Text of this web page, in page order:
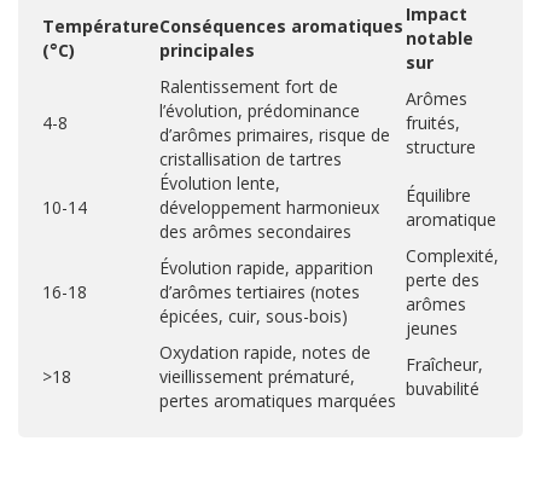
Température
(°C)
Conséquences aromatiques
principales
Impact
notable
sur
4-8
Ralentissement fort de
l’évolution, prédominance
d’arômes primaires, risque de
cristallisation de tartres
Arômes
fruités,
structure
10-14
Évolution lente,
développement harmonieux
des arômes secondaires
Équilibre
aromatique
16-18
Évolution rapide, apparition
d’arômes tertiaires (notes
épicées, cuir, sous-bois)
Complexité,
perte des
arômes
jeunes
>18
Oxydation rapide, notes de
vieillissement prématuré,
pertes aromatiques marquées
Fraîcheur,
buvabilité